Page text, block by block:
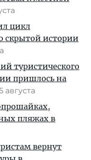
цикл
скрытой истории
туристического
пришлось на
августа
пляжах в
вернут